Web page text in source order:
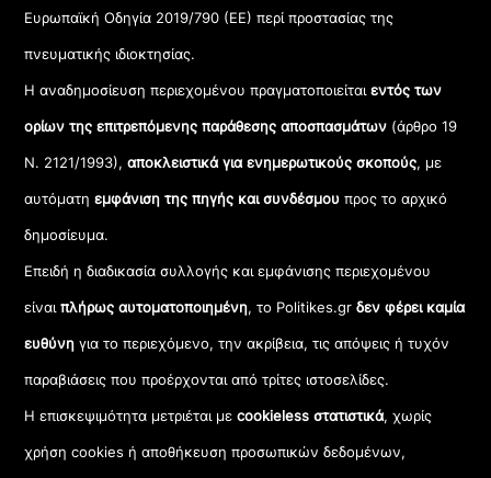
Ευρωπαϊκή Οδηγία 2019/790 (ΕΕ) περί προστασίας της
πνευματικής ιδιοκτησίας.
Η αναδημοσίευση περιεχομένου πραγματοποιείταιεντός των
ορίων της επιτρεπόμενης παράθεσης αποσπασμάτων (άρθρο 19
Ν. 2121/1993), αποκλειστικά για ενημερωτικούς σκοπούς, με
αυτόματηεμφάνιση της πηγής και συνδέσμου προς το αρχικό
δημοσίευμα.
Επειδή η διαδικασία συλλογής και εμφάνισης περιεχομένου
είναιπλήρως αυτοματοποιημένη, το Politikes.grδεν φέρει καμία
ευθύνη για το περιεχόμενο, την ακρίβεια, τις απόψεις ή τυχόν
παραβιάσεις που προέρχονται από τρίτες ιστοσελίδες.
Η επισκεψιμότητα μετριέται μεcookieless στατιστικά, χωρίς
χρήση cookies ή αποθήκευση προσωπικών δεδομένων,